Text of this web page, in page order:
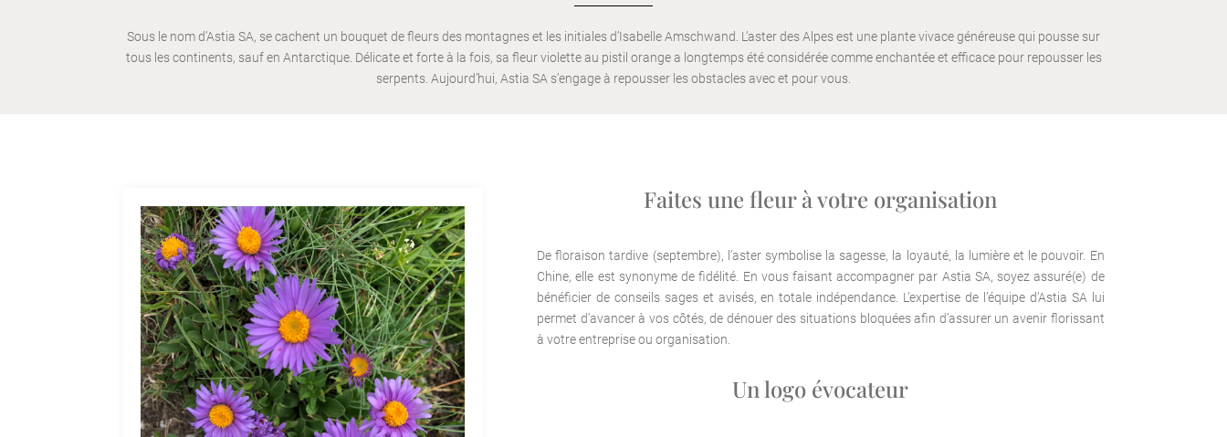
Sous le nom d’Astia SA, se cachent un bouquet de fleurs des montagnes et les initiales d’Isabelle Amschwand. L’aster des Alpes est une plante vivace généreuse qui pousse sur
tous les continents, sauf en Antarctique. Délicate et forte à la fois, sa fleur violette au pistil orange a longtemps été considérée comme enchantée et efficace pour repousser les
serpents. Aujourd’hui, Astia SA s’engage à repousser les obstacles avec et pour vous.
Faites une fleur à votre organisation
De floraison tardive (septembre), l’aster symbolise la sagesse, la loyauté, la lumière et le pouvoir. En
Chine, elle est synonyme de fidélité. En vous faisant accompagner par Astia SA, soyez assuré(e) de
bénéficier de conseils sages et avisés, en totale indépendance. L’expertise de l’équipe d’Astia SA lui
permet d’avancer à vos côtés, de dénouer des situations bloquées afin d’assurer un avenir florissant
à votre entreprise ou organisation.
Un logo évocateur